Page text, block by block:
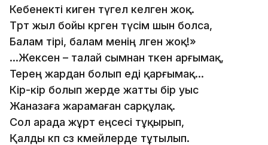
Кебенекті киген түгел келген жоқ.
Төрт жыл бойы көрген түсім шын болса,
Балам тірі, балам менің өлген жоқ!»
…Жексен – талай сымнан өткен арғымақ,
Терең жардан болып еді қарғымақ…
Кір-кір болып жерде жатты бір уыс
Жаназаға жарамаған сарқұлақ.
Сол арада жұрт еңсесі тұқырып,
Қалды көп сөз көмейлерде тұтылып.